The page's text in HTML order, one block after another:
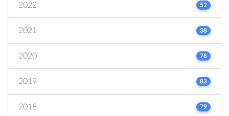
2022 52
2021 38
2020 78
2019 83
2018 79